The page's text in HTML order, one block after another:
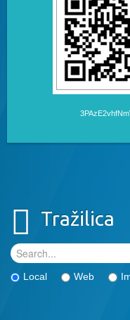
Tražilica
Local Web